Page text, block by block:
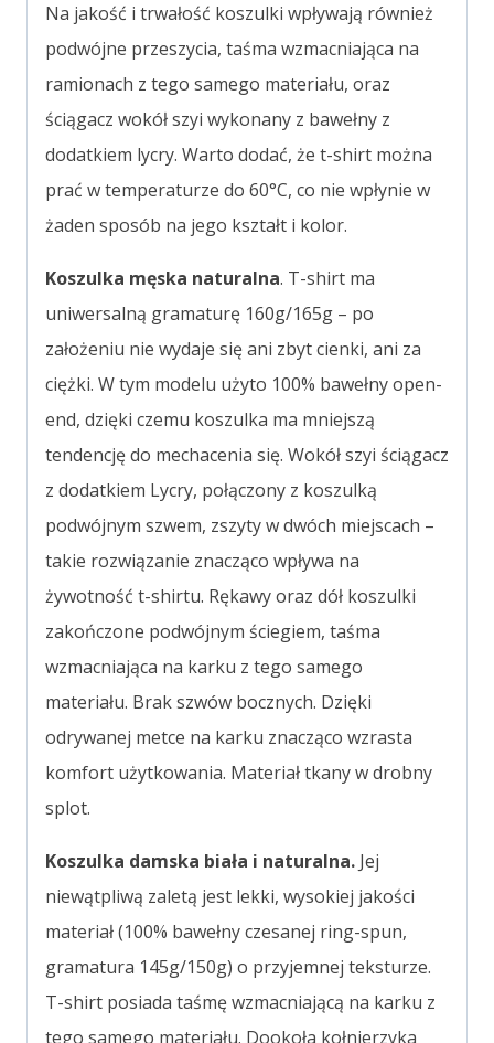
Na jakość i trwałość koszulki wpływają również
podwójne przeszycia, taśma wzmacniająca na
ramionach z tego samego materiału, oraz
ściągacz wokół szyi wykonany z bawełny z
dodatkiem lycry. Warto dodać, że t-shirt można
prać w temperaturze do 60°C, co nie wpłynie w
żaden sposób na jego kształt i kolor.
Koszulka męska naturalna. T-shirt ma
uniwersalną gramaturę 160g/165g – po
założeniu nie wydaje się ani zbyt cienki, ani za
ciężki. W tym modelu użyto 100% bawełny open-
end, dzięki czemu koszulka ma mniejszą
tendencję do mechacenia się. Wokół szyi ściągacz
z dodatkiem Lycry, połączony z koszulką
podwójnym szwem, zszyty w dwóch miejscach –
takie rozwiązanie znacząco wpływa na
żywotność t-shirtu. Rękawy oraz dół koszulki
zakończone podwójnym ściegiem, taśma
wzmacniająca na karku z tego samego
materiału. Brak szwów bocznych. Dzięki
odrywanej metce na karku znacząco wzrasta
komfort użytkowania. Materiał tkany w drobny
splot.
Koszulka damska biała i naturalna. Jej
niewątpliwą zaletą jest lekki, wysokiej jakości
materiał (100% bawełny czesanej ring-spun,
gramatura 145g/150g) o przyjemnej teksturze.
T-shirt posiada taśmę wzmacniającą na karku z
tego samego materiału. Dookoła kołnierzyka